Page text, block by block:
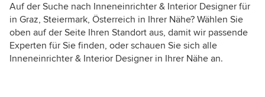
Auf der Suche nach Inneneinrichter & Interior Designer für
in Graz, Steiermark, Österreich in Ihrer Nähe? Wählen Sie
oben auf der Seite Ihren Standort aus, damit wir passende
Experten für Sie finden, oder schauen Sie sich alle
Inneneinrichter & Interior Designer in Ihrer Nähe an.